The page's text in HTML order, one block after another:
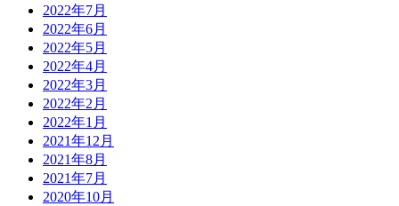
2022年7月
2022年6月
2022年5月
2022年4月
2022年3月
2022年2月
2022年1月
2021年12月
2021年8月
2021年7月
2020年10月